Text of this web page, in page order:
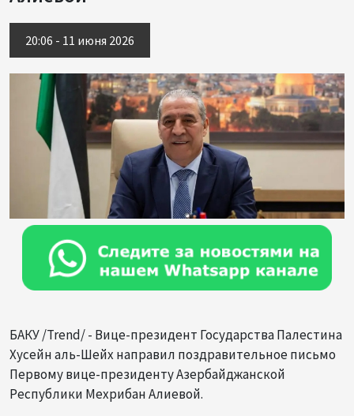
20:06 - 11 июня 2026
БАКУ /Trend/ - Вице-президент Государства Палестина
Хусейн аль-Шейх направил поздравительное письмо
Первому вице-президенту Азербайджанской
Республики Мехрибан Алиевой.